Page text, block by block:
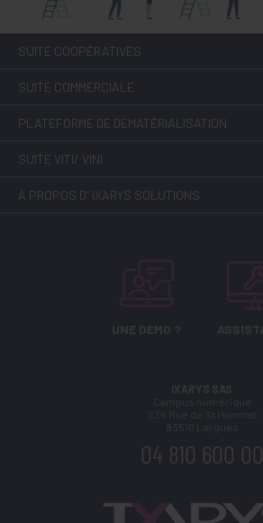
SUITE COOPÉRATIVES
SUITE COMMERCIALE
PLATEFORME DE DÉMATÉRIALISATION
SUITE VITI/ VINI
À PROPOS D' IXARYS SOLUTIONS
04 810 600 00